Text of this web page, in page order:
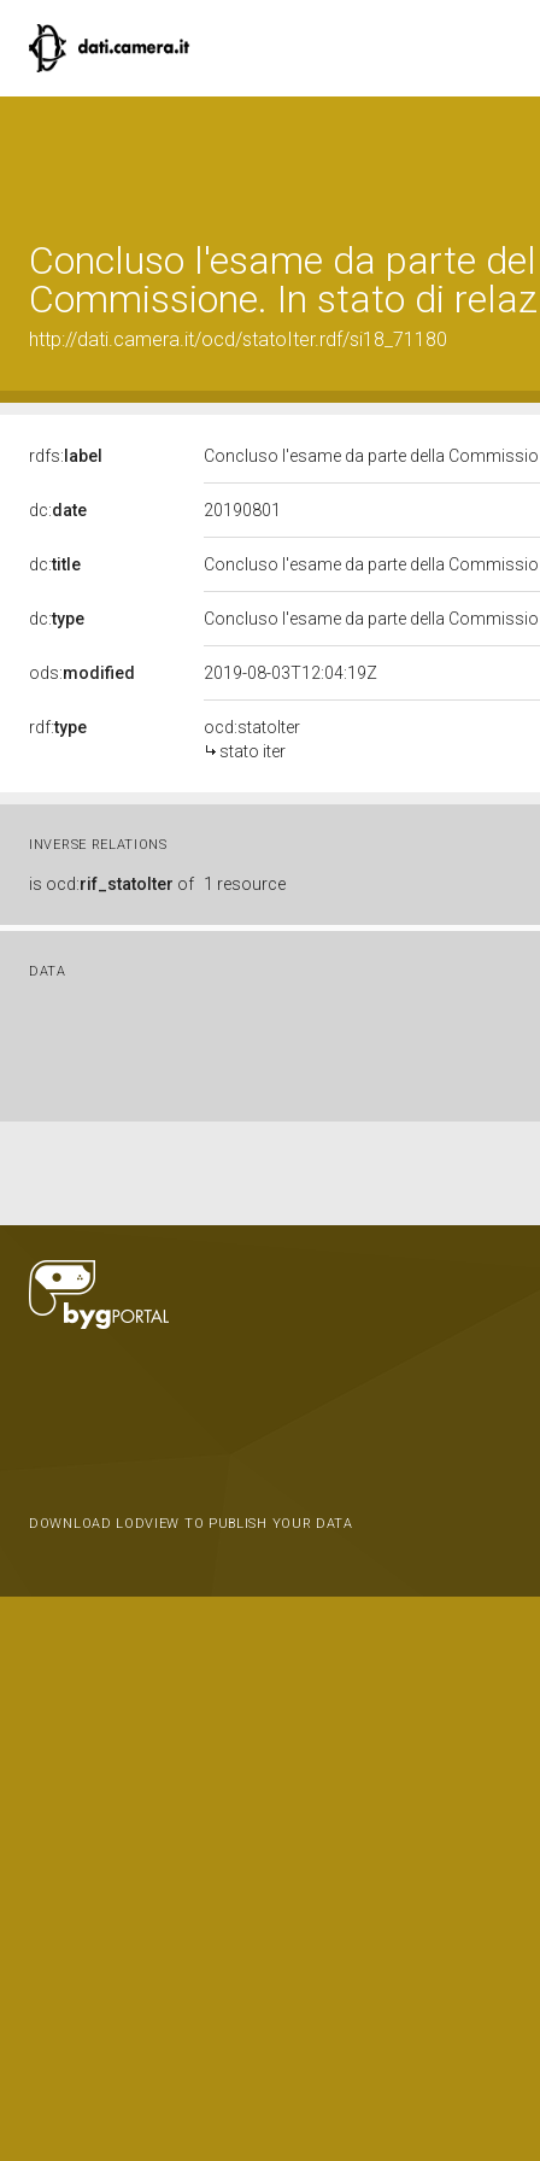
Concluso l'esame da parte
Commissione. In stato di
http://dati.camera.it/ocd/statoIter.rdf/si18_71180
rdfs: label Concluso l'esame da parte della
dc:date 20190801
dc:title Concluso l'esame da parte della
dc:type Concluso l'esame da parte della
ods:modified 2019-08-03T12:04:19Z
rdf:type
ocd:statoIter
stato iter
INVERSE RELATIONS
is ocd:rif_statoIter of 1 resource
DATA
DOWNLOAD LODVIEW TO PUBLISH YOUR DATA